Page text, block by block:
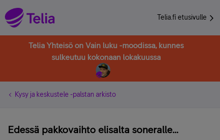
Telia.fi etusivulle
Telia Yhteisö on Vain luku -moodissa, kunnes
sulkeutuu kokonaan lokakuussa
Kysy ja keskustele -palstan arkisto
Edessä pakkovaihto elisalta soneralle...